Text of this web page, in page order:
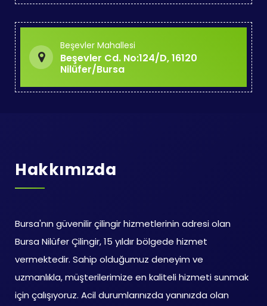
Beşevler Mahallesi
Beşevler Cd. No:124/D, 16120
Nilüfer/Bursa
Hakkımızda
Bursa'nın güvenilir çilingir hizmetlerinin adresi olan
Bursa Nilüfer Çilingir, 15 yıldır bölgede hizmet
vermektedir. Sahip olduğumuz deneyim ve
uzmanlıkla, müşterilerimize en kaliteli hizmeti sunmak
için çalışıyoruz. Acil durumlarınızda yanınızda olan